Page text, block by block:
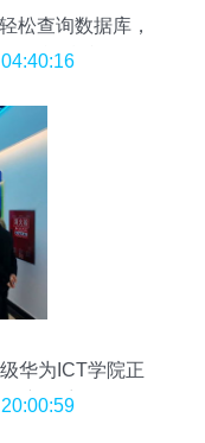
松查询数据库，
智能精准
华为ICT学院正
新篇章